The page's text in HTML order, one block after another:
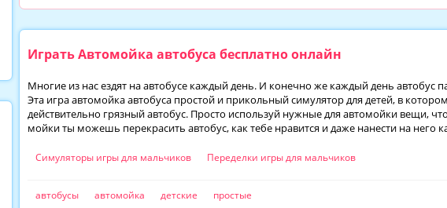
Играть Автомойка автобуса бесплатно онлайн
Многие из нас ездят на автобусе каждый день. И конечно же каждый день автобус
Эта игра автомойка автобуса простой и прикольный симулятор для детей, в
действительно грязный автобус. Просто используй нужные для автомойки вещи,
мойки ты можешь перекрасить автобус, как тебе нравится и даже нанести на него
Симуляторы игры для мальчиков Переделки игры для мальчиков
автобусы автомойка детские простые